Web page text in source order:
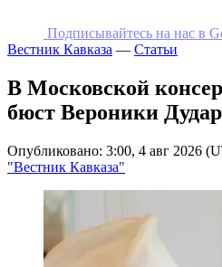
Подписывайтесь на наc в
Вестник Кавказа — Статьи
В Московской
бюст Вероники
Опубликовано: 3:00, 4 авг 2026
"Вестник Кавказа"